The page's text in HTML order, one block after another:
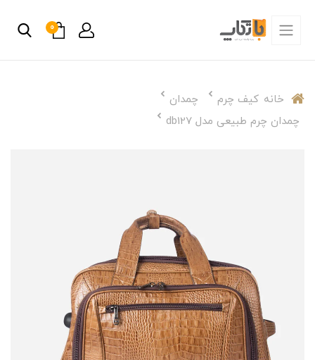
0
خانه کیف چرم
چمدان
چمدان چرم طبیعی مدل db127